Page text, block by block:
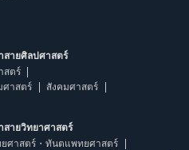
สายศิลปศาสตร์
สตร์
ศาสตร์
สังคมศาสตร์
ายวิทยาศาสตร์
ศาสตร์・ทันตแพทยศาสตร์